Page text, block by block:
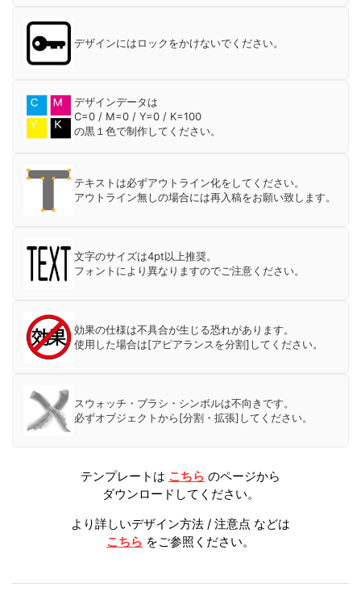
デザインにはロックをかけないでください。
デザインデータは
C=0 / M=0 / Y=0 / K=100
の黒１色で制作してください。
テキストは必ずアウトライン化をしてください。
アウトライン無しの場合には再入稿をお願い致します。
文字のサイズは4pt以上推奨。
フォントにより異なりますのでご注意ください。
効果の仕様は不具合が生じる恐れがあります。
使用した場合は[アピアランスを分割]してください。
スウォッチ・ブラシ・シンボルは不向きです。
必ずオブジェクトから[分割・拡張]してください。
テンプレートは こちら のページから
ダウンロードしてください。
より詳しいデザイン方法 / 注意点 などは
こちら をご参照ください。